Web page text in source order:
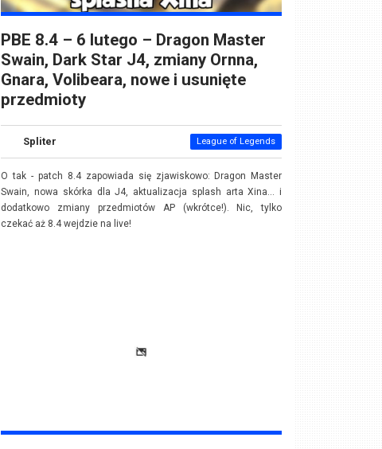
PBE 8.4 – 6 lutego – Dragon Master
Swain, Dark Star J4, zmiany Ornna,
Gnara, Volibeara, nowe i usunięte
przedmioty
Spliter League of Legends
O tak - patch 8.4 zapowiada się zjawiskowo: Dragon Master
Swain, nowa skórka dla J4, aktualizacja splash arta Xina... i
dodatkowo zmiany przedmiotów AP (wkrótce!). Nic, tylko
czekać aż 8.4 wejdzie na live!